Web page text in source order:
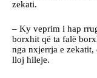
zekati.
– Ky veprim i hap
borxhit që ta falë
nga nxjerrja e
lloj hileje.